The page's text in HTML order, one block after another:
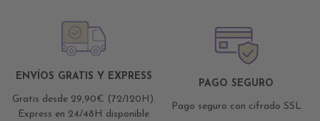
ENVÍOS GRATIS Y EXPRESS
Gratis desde 29,90€ (72/120H).
Express en 24/48H disponible
PAGO SEGURO
Pago seguro con cifrado SSL